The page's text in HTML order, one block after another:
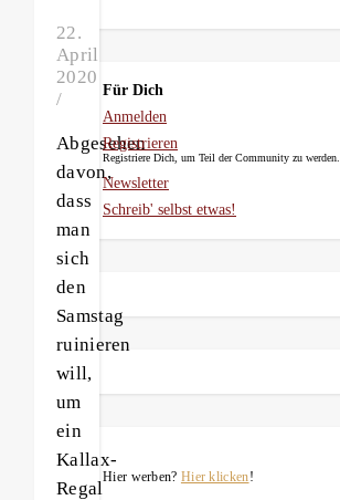
22.
April
2020
/
Abgesehen
davon,
dass
man
sich
den
Samstag
ruinieren
will,
um
ein
Kallax-
Regal
Für Dich
Anmelden
Registrieren
Registriere Dich, um Teil der Community zu werden.
Newsletter
Schreib' selbst etwas!
Hier werben? Hier klicken!